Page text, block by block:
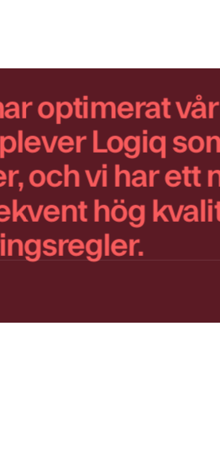
optimerat vår
Logiq
och vi har ett
hög